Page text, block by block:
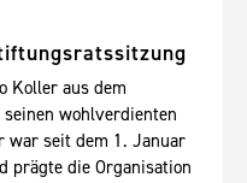
Koller aus dem
wohlverdienten
war seit dem 1. Januar
prägte die Organisation